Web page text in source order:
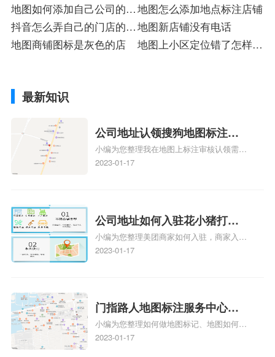
地图如何添加自己公司的地
址
地图怎么添加地点标注店铺
抖音怎么弄自己的门店的位
置
地图新店铺没有电话
地图商铺图标是灰色的店
地图上小区定位错了怎样修
最新知识
公司地址认领搜狗地图标注多
久审核？公司地址认领地图标
注多久审核？
小编为您整理我在地图上标注审核认领需要
多久、我在地图上标注审核认领需要多久
情可查看下方正文！
2023-01-17
公司地址如何入驻花小猪打车
地图标记？指路人地图标注服
务中心铺如何入驻花小猪打车
小编为您整理美团商家如何入驻，商家入驻
教程、商家如何入驻地图、如何入驻地:、
2023-01-17
门指路人地图标注服务中心如
何做花小猪打车地图位置标
记？门指路人地图标注服务中
小编为您整理如何做地图标记、地图如何做
标记、so搜街景中如何做标记、360e启花贷
2023-01-17